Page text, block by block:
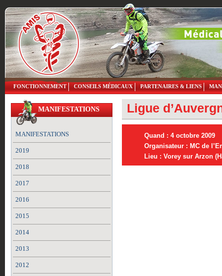
FONCTIONNEMENT CONSEILS MÉDICAUX PARTENAIRES & LIENS
MANIFESTATIONS
MANIFESTATIONS
2019
2018
2017
2016
2015
2014
2013
2012
Ligue
Quand : 4 octobre 2009
Organisateur : MC de
Lieu : Vorey sur Arzon